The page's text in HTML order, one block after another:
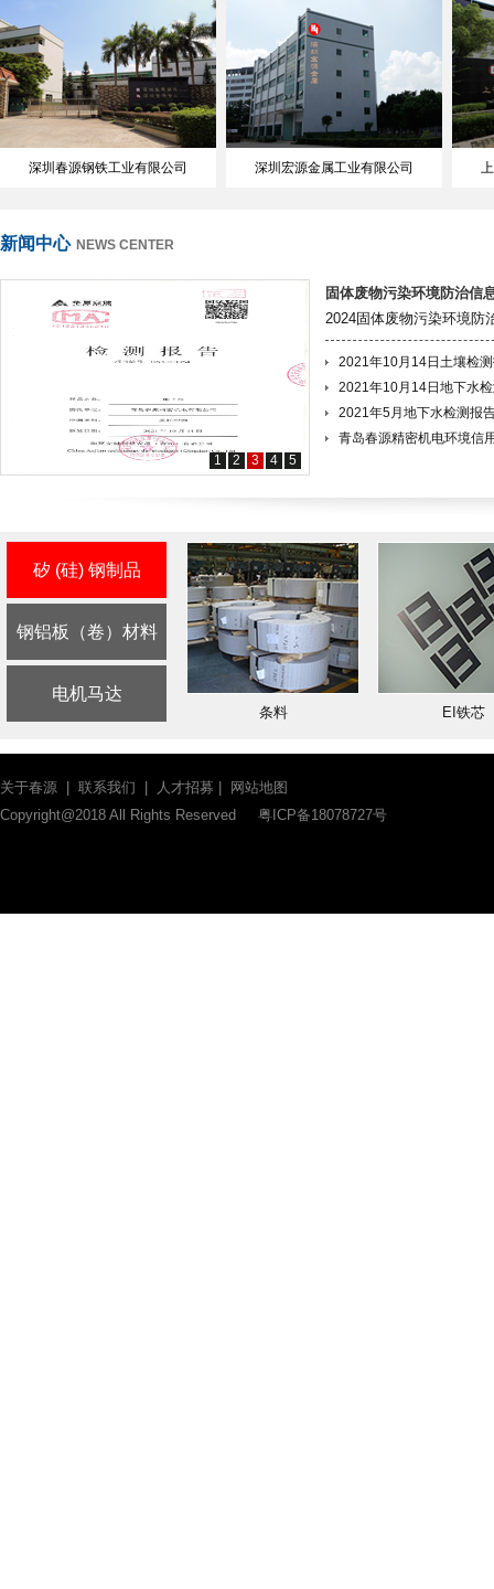
深圳春源钢铁工业有限公司 深圳宏源金属工业有限公司
新闻中心 NEWS CENTER
1 2 3 4 5
固体废物污染环境防治信
2024固体废物污染环境防
2021年10月14日土壤检
2021年10月14日地下水
2021年5月地下水检测报
青岛春源精密机电环境信
矽 (硅) 钢制品
钢铝板（卷）材料
电机马达
条料 EI铁芯
关于春源 联系我们 人才招募
网站地图
Copyright@2018 All Rights Reserved 粤ICP备18078727号